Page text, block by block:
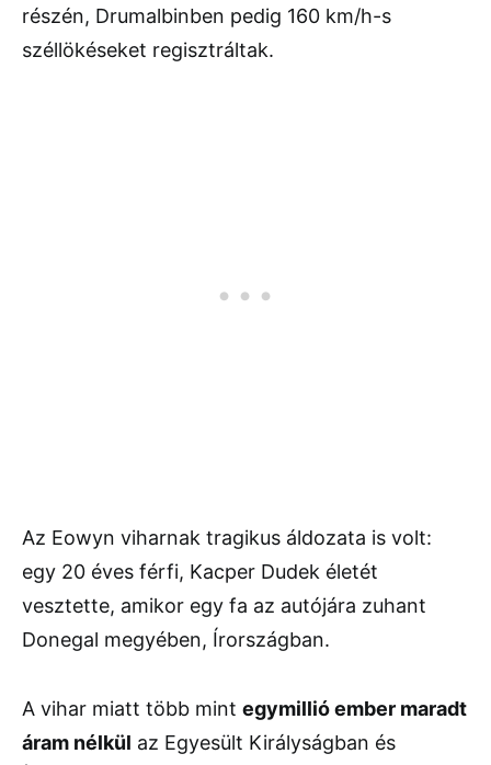
részén, Drumalbinben pedig 160 km/h-s
széllökéseket regisztráltak.
Az Eowyn viharnak tragikus áldozata is volt:
egy 20 éves férfi, Kacper Dudek életét
vesztette, amikor egy fa az autójára zuhant
Donegal megyében, Írországban.
A vihar miatt több mint egymillió ember maradt
áram nélkül az Egyesült Királyságban és